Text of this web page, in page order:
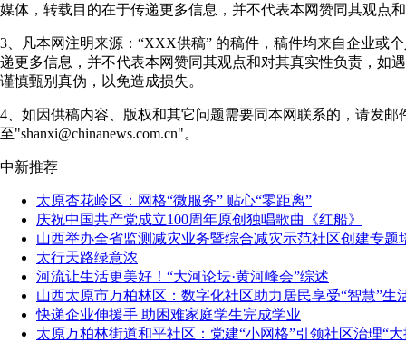
媒体，转载目的在于传递更多信息，并不代表本网赞同其观点
3、凡本网注明来源：“XXX供稿” 的稿件，稿件均来自企业或
递更多信息，并不代表本网赞同其观点和对其真实性负责，如
谨慎甄别真伪，以免造成损失。
4、如因供稿内容、版权和其它问题需要同本网联系的，请发邮
至"shanxi@chinanews.com.cn"。
中新推荐
太原杏花岭区：网格“微服务” 贴心“零距离”
庆祝中国共产党成立100周年原创独唱歌曲《红船》
山西举办全省监测减灾业务暨综合减灾示范社区创建专题
太行天路绿意浓
河流让生活更美好！“大河论坛·黄河峰会”综述
山西太原市万柏林区：数字化社区助力居民享受“智慧”生
快递企业伸援手 助困难家庭学生完成学业
太原万柏林街道和平社区：党建“小网格”引领社区治理“大